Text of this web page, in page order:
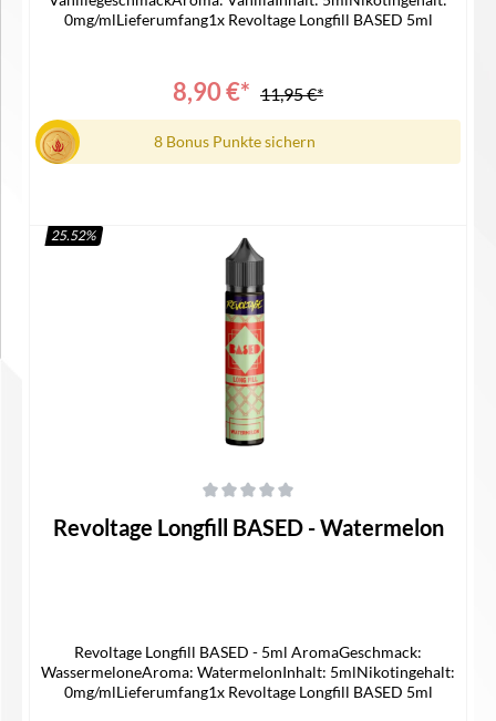
0mg/mlLieferumfang1x Revoltage Longfill BASED 5ml
8,90 €* 11,95 €*
8 Bonus Punkte sichern
In den Warenkorb
25.52%
Revoltage Longfill BASED - Watermelon
Revoltage Longfill BASED - 5ml AromaGeschmack:
WassermeloneAroma: WatermelonInhalt: 5mlNikotingehalt:
0mg/mlLieferumfang1x Revoltage Longfill BASED 5ml